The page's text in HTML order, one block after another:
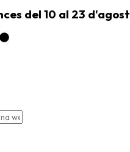
del 10 al 23 d'agost